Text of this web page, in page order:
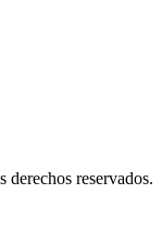
reservados.